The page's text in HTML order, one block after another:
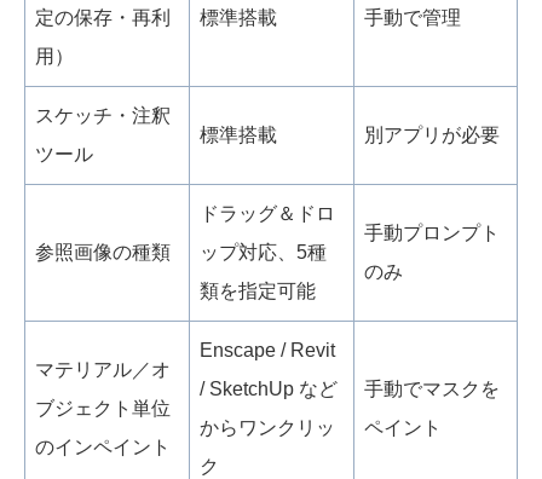
定の保存・再利
用）
標準搭載 手動で管理
スケッチ・注釈
ツール
標準搭載 別アプリが必要
参照画像の種類
ドラッグ＆ドロ
ップ対応、5種
類を指定可能
手動プロンプト
のみ
マテリアル／オ
ブジェクト単位
のインペイント
Enscape / Revit
/ SketchUp など
からワンクリッ
ク
手動でマスクを
ペイント